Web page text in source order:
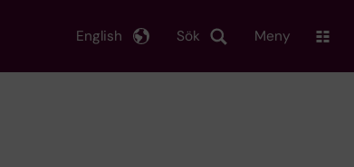
Sök
English Meny